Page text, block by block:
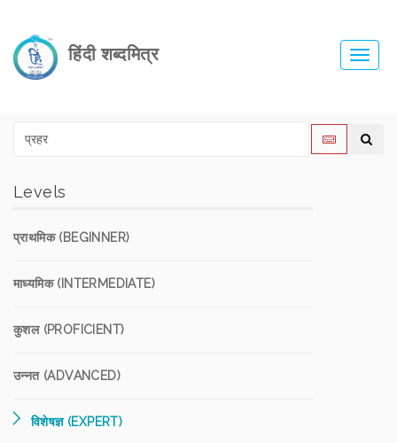
हिंदी शब्दमित्र
Levels
प्राथमिक (BEGINNER)
माध्यमिक (INTERMEDIATE)
कुशल (PROFICIENT)
उन्नत (ADVANCED)
विशेषज्ञ (EXPERT)